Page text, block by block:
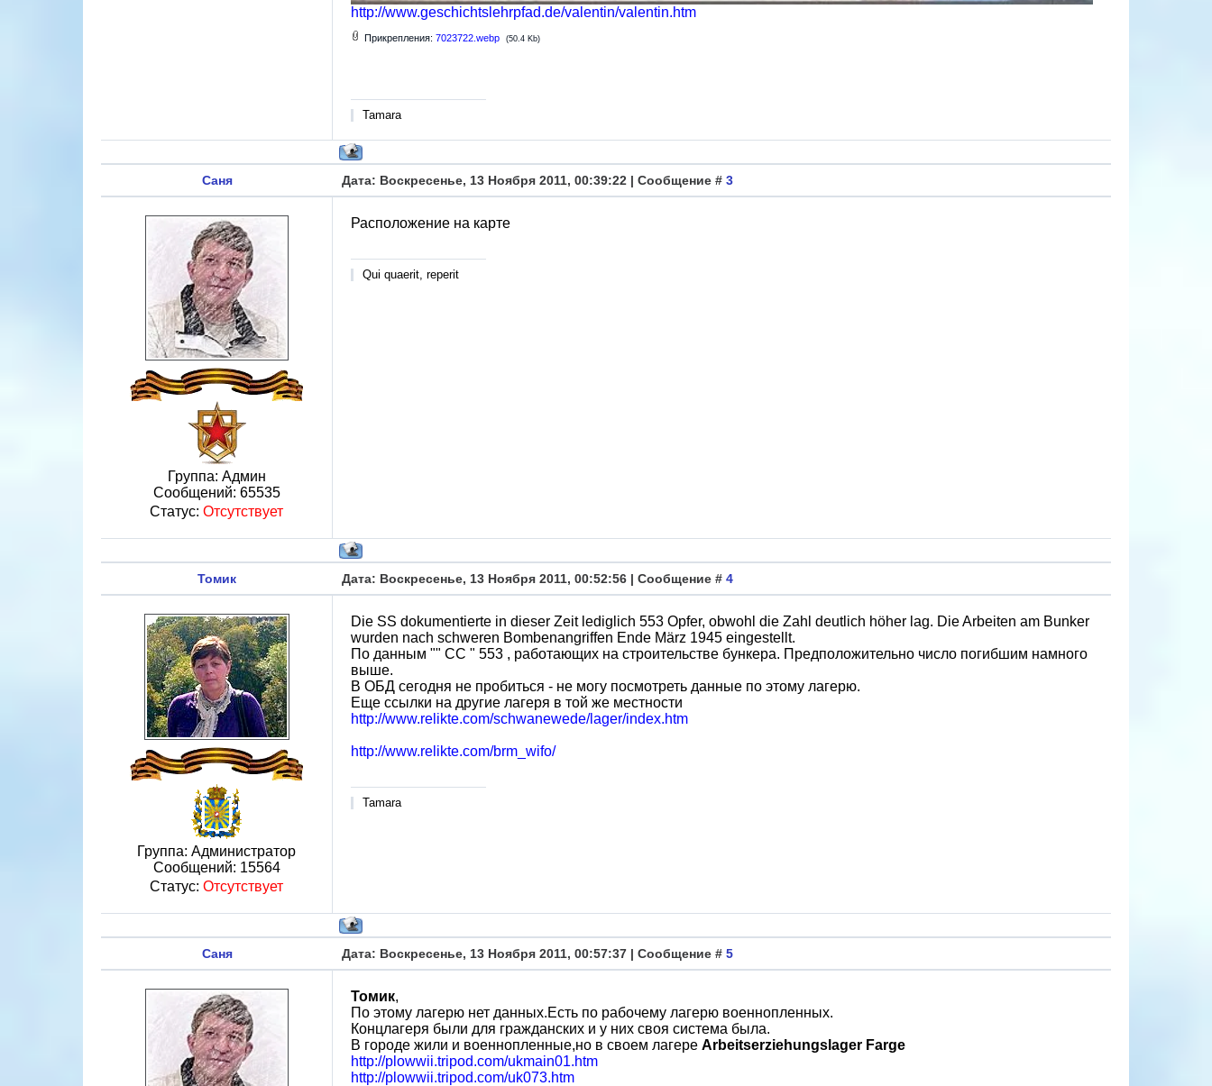
http://www.geschichtslehrpfad.de/valentin/valentin.htm
Прикрепления: 7023722.webp (50.4 Kb)
Tamara
Саня Дата: Воскресенье, 13 Ноября 2011, 00:39:22 | Сообщение # 3
Группа: Админ
Сообщений: 65535
Статус: Отсутствует
Расположение на карте
Qui quaerit, reperit
Томик Дата: Воскресенье, 13 Ноября 2011, 00:52:56 | Сообщение # 4
Группа: Администратор
Сообщений: 15564
Статус: Отсутствует
Die SS dokumentierte in dieser Zeit lediglich 553 Opfer, obwohl die Zahl deutlich höher lag. Die Arbeiten am Bunker
wurden nach schweren Bombenangriffen Ende März 1945 eingestellt.
По данным "" СС " 553 , работающих на строительстве бункера. Предположительно число погибшим намного
выше.
В ОБД сегодня не пробиться - не могу посмотреть данные по этому лагерю.
Еще ссылки на другие лагеря в той же местности
http://www.relikte.com/schwanewede/lager/index.htm
http://www.relikte.com/brm_wifo/
Tamara
Саня Дата: Воскресенье, 13 Ноября 2011, 00:57:37 | Сообщение # 5
Томик,
По этому лагерю нет данных.Есть по рабочему лагерю военнопленных.
Концлагеря были для гражданских и у них своя система была.
В городе жили и военнопленные,но в своем лагере Arbeitserziehungslager Farge
http://plowwii.tripod.com/ukmain01.htm
http://plowwii.tripod.com/uk073.htm